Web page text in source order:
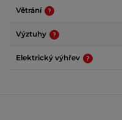
Větrání
Výztuhy
Elektrický výhřev